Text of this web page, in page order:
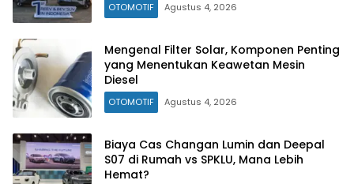
OTOMOTIF Agustus 4, 2026
Mengenal Filter Solar, Komponen Penting
yang Menentukan Keawetan Mesin
Diesel
OTOMOTIF Agustus 4, 2026
Biaya Cas Changan Lumin dan Deepal
S07 di Rumah vs SPKLU, Mana Lebih
Hemat?